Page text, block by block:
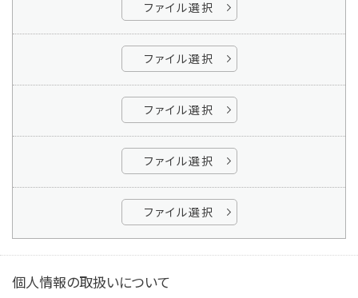
ファイル選択
ファイル選択
ファイル選択
ファイル選択
ファイル選択
個人情報の取扱いについて